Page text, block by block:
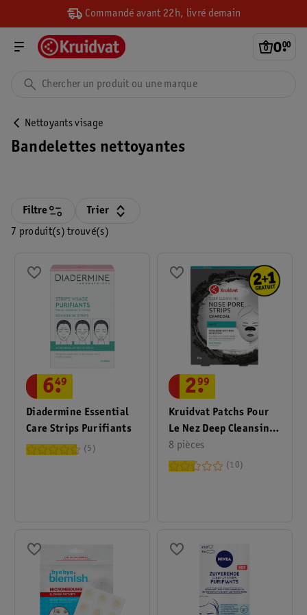
Commandé avant 22h, livré demain
0.
00
Nettoyants visage
Bandelettes nettoyantes
7 produit(s) trouvé(s)
Filtre Trier
Diadermine Essential
Care Strips Purifiants
6.
49
5
Kruidvat Patchs Pour
Le Nez Deep Cleansing
Charcoal
8 pièces
2.
99
10